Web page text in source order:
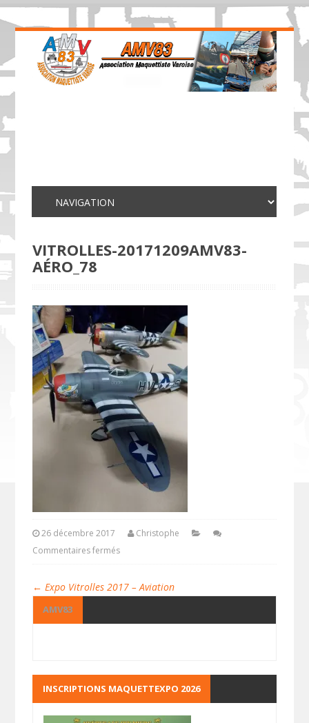
VITROLLES-20171209AMV83-
AÉRO_78
26 décembre 2017
Christophe
Commentaires fermés
← Expo Vitrolles 2017 – Aviation
AMV83
INSCRIPTIONS MAQUETTEXPO 2026